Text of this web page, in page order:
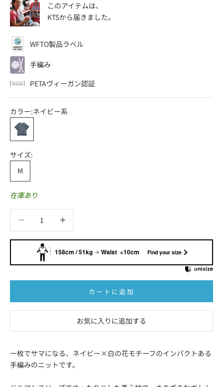
このアイテムは、
KTSから届きました。
WFTO製品ラベル
手編み
PETAヴィーガン認証
カラー:ネイビー系
ネイビー系
サイズ:
M
在庫あり
158cm / 51kg Waist +10cm Find your size
カートに追加
お気に入りに追加する
一枚でサマになる、ネイビー×白の花モチーフのインパクトある
手編みのニットです。